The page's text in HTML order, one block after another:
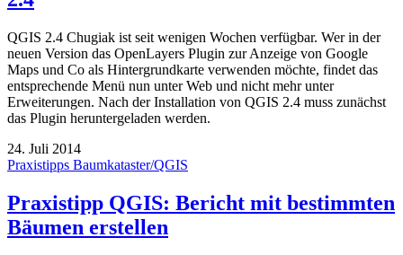
QGIS 2.4 Chugiak ist seit wenigen Wochen verfügbar. Wer in der
neuen Version das OpenLayers Plugin zur Anzeige von Google
Maps und Co als Hintergrundkarte verwenden möchte, findet das
entsprechende Menü nun unter Web und nicht mehr unter
Erweiterungen. Nach der Installation von QGIS 2.4 muss zunächst
das Plugin heruntergeladen werden.
24. Juli 2014
Praxistipps Baumkataster/QGIS
Praxistipp QGIS: Bericht mit bestimmten
Bäumen erstellen